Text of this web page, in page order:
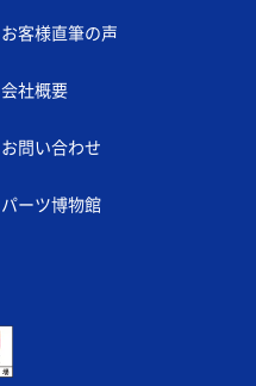
お客様直筆の声
会社概要
お問い合わせ
パーツ博物館